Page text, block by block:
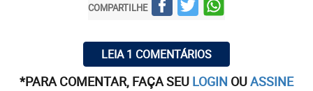
COMPARTILHE
LEIA 1 COMENTÁRIOS
*PARA COMENTAR, FAÇA SEU LOGIN OUASSINE